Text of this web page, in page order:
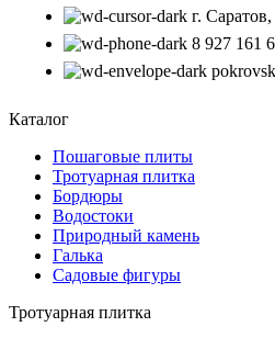
г.
8 927 161
Каталог
Пошаговые плиты
Тротуарная плитка
Бордюры
Водостоки
Природный камень
Галька
Садовые фигуры
Тротуарная плитка